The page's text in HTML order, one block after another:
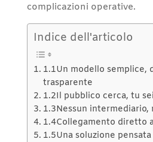
complicazioni operative.
Indice dell'articolo
1.1Un modello semplice,
trasparente
1.2Il pubblico cerca, tu
1.3Nessun intermediario,
1.4Collegamento diretto
1.5Una soluzione